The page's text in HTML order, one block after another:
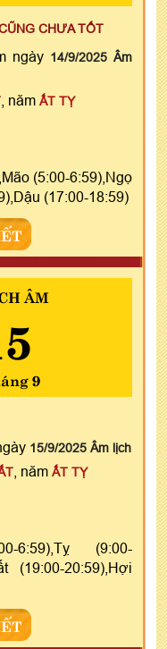
CHƯA TỐT
ngày 14/9/2025 Âm
, năm ẤT TỴ
(5:00-6:59),Ngọ
(17:00-18:59)
ÂM
9
15/9/2025 Âm lịch
, năm ẤT TỴ
6:59),Tỵ (9:00-
(19:00-20:59),Hợi